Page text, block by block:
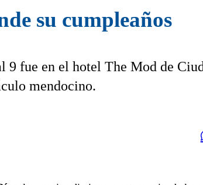
su cumpleaños
9 fue en el hotel The Mod de
mendocino.